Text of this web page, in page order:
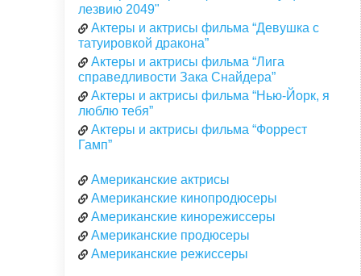
лезвию 2049"
Актеры и актрисы фильма “Девушка с
татуировкой дракона”
Актеры и актрисы фильма “Лига
справедливости Зака Снайдера”
Актеры и актрисы фильма “Нью-Йорк, я
люблю тебя”
Актеры и актрисы фильма “Форрест
Гамп”
Американские актрисы
Американские кинопродюсеры
Американские кинорежиссеры
Американские продюсеры
Американские режиссеры